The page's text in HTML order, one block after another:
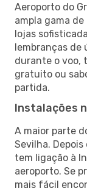
Aeroporto do
ampla gama
lojas
lembranças de
durante o voo,
gratuito ou
partida.
Instalações
A maior parte
Sevilha.
tem ligação à
aeroporto. Se
mais fácil